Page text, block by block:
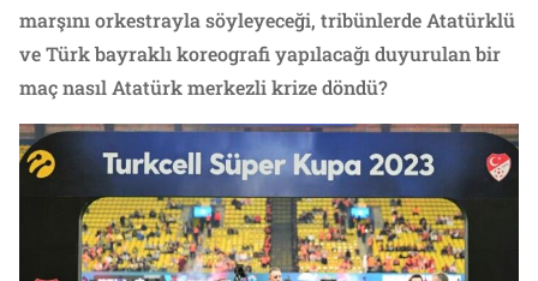
marşını orkestrayla söyleyeceği, tribünlerde Atatürklü
ve Türk bayraklı koreografi yapılacağı duyurulan bir
maç nasıl Atatürk merkezli krize döndü?